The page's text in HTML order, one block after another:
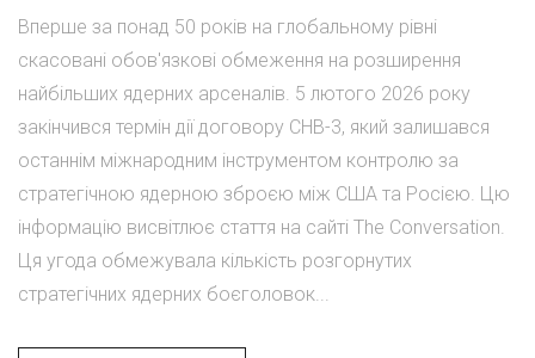
Вперше за понад 50 років на глобальному рівні
скасовані обов'язкові обмеження на розширення
найбільших ядерних арсеналів. 5 лютого 2026 року
закінчився термін дії договору СНВ-3, який залишався
останнім міжнародним інструментом контролю за
стратегічною ядерною зброєю між США та Росією. Цю
інформацію висвітлює стаття на сайті The Conversation.
Ця угода обмежувала кількість розгорнутих
стратегічних ядерних боєголовок...